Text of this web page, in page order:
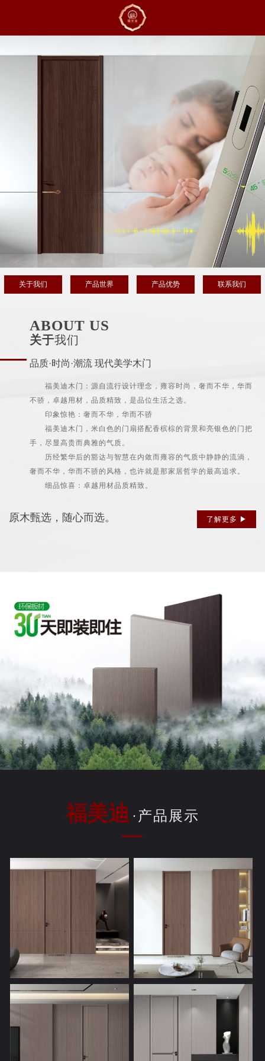
关于我们 产品世界 产品优势 联系我们
ABOUT US
关于我们
品质·时尚·潮流 现代美学木门
福美迪木门：源自流行设计理念，雍容时尚，奢而不华，华而
不骄，卓越用材，品质精致，是品位生活之选。
印象惊艳：奢而不华，华而不骄
福美迪木门，米白色的门扇搭配香槟棕的背景和亮银色的门把
手，尽显高贵而典雅的气质。
历经繁华后的豁达与智慧在内敛而雍容的气质中静静的流淌，
奢而不华，华而不骄的风格，也许就是那家居哲学的最高追求。
细品惊喜：卓越用材品质精致。
了解更多 ▶
原木甄选，随心而选。
福美迪 ·产品展示